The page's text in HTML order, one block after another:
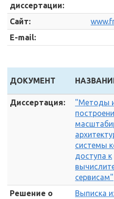
диссертации:
Сайт:
E-mail:
ДОКУМЕНТ
Диссертация:
"Методы
системы
доступа к
сервисам"
Решение о
Выписка